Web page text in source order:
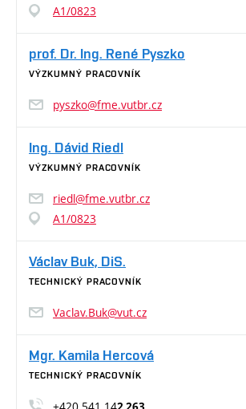
A1/0823
prof. Dr. Ing. René Pyszko
VÝZKUMNÝ PRACOVNÍK
pyszko@fme.vutbr.cz
Ing. Dávid Riedl
VÝZKUMNÝ PRACOVNÍK
riedl@fme.vutbr.cz
A1/0823
Václav Buk, DiS.
TECHNICKÝ PRACOVNÍK
Vaclav.Buk@vut.cz
Mgr. Kamila Hercová
TECHNICKÝ PRACOVNÍK